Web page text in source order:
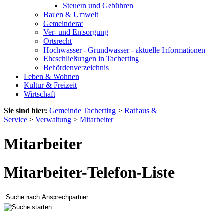
Steuern und Gebühren
Bauen & Umwelt
Gemeinderat
Ver- und Entsorgung
Ortsrecht
Hochwasser - Grundwasser - aktuelle Informationen
Eheschließungen in Tacherting
Behördenverzeichnis
Leben & Wohnen
Kultur & Freizeit
Wirtschaft
Sie sind hier: Gemeinde Tacherting > Rathaus &
Service > Verwaltung > Mitarbeiter
Mitarbeiter
Mitarbeiter-Telefon-Liste